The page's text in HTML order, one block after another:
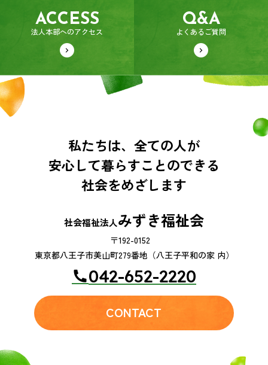
ACCESS
法人本部へのアクセス
Q&A
よくあるご質問
私たちは、全ての人が
安心して暮らすことのできる
社会をめざします
社会福祉法人みずき福祉会
〒192-0152
東京都八王子市美山町279番地（八王子平和の家 内）
042-652-2220
CONTACT